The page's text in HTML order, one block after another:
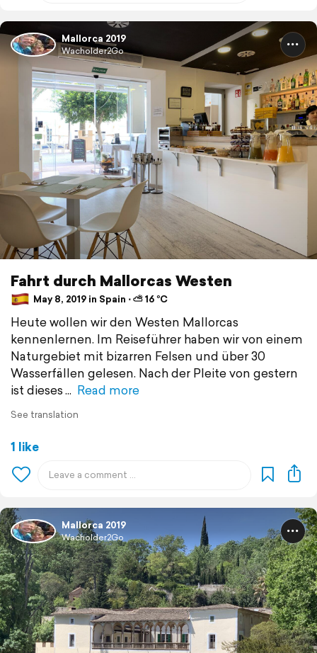
Mallorca 2019
Wacholder2Go
Fahrt durch Mallorcas Westen
May 8, 2019 in Spain ⋅ ⛅ 16 °C
Heute wollen wir den Westen Mallorcas
kennenlernen. Im Reiseführer haben wir von einem
Naturgebiet mit bizarren Felsen und über 30
Wasserfällen gelesen. Nach der Pleite von gestern
ist dieses
Read more
See translation
1 like
Mallorca 2019
Wacholder2Go